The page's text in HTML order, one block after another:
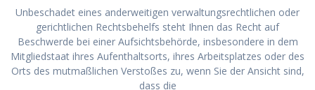
Unbeschadet eines anderweitigen verwaltungsrechtlichen oder
gerichtlichen Rechtsbehelfs steht Ihnen das Recht auf
Beschwerde bei einer Aufsichtsbehörde, insbesondere in dem
Mitgliedstaat ihres Aufenthaltsorts, ihres Arbeitsplatzes oder des
Orts des mutmaßlichen Verstoßes zu, wenn Sie der Ansicht sind,
dass die